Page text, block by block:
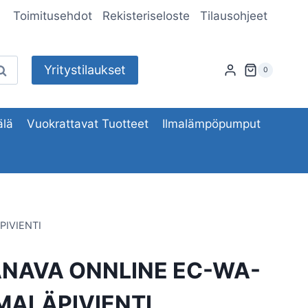
Toimitusehdot Rekisteriseloste Tilausohjeet
Yritystilaukset 0
Vuokrattavat Tuotteet Ilmalämpöpumput
ONNLINE EC-WA-